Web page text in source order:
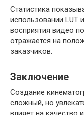
Статистика
использовании LUT
восприятия видео
отражается на
заказчиков.
Заключение
Создание
сложный, но